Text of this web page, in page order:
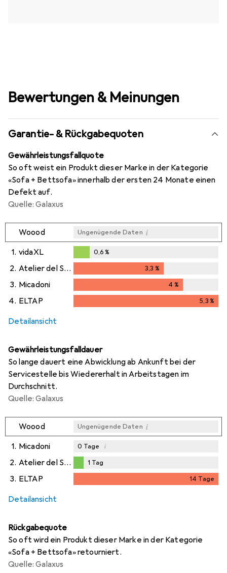
Bewertungen & Meinungen
Garantie- & Rückgabequoten
Gewährleistungsfallquote
So oft weist ein Produkt dieser Marke in der Kategorie
«Sofa + Bettsofa» innerhalb der ersten 24 Monate einen
Defekt auf.
Quelle: Galaxus
Woood Ungenügende Daten i
1. vidaXL
0,6%
0,6%
2. Atelier del Sofa 3,3 %
3. Micadoni 4 %
4. ELTAP 5,3%
Detailansicht
Gewährleistungsfalldauer
So lange dauert eine Abwicklung ab Ankunft bei der
Servicestelle bis Wiedererhalt in Arbeitstagen im
Durchschnitt.
Quelle: Galaxus
Woood Ungenügende Daten i
1. Micadoni 0 Tage i
2. Atelier del Sofa
Tag
1 Tag
3. ELTAP 14 Tage
Detailansicht
Rückgabequote
So oft wird ein Produkt dieser Marke in der Kategorie
«Sofa + Bettsofa» retourniert.
Quelle: Galaxus